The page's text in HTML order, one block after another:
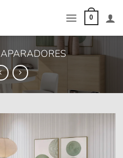
0
APARADORES